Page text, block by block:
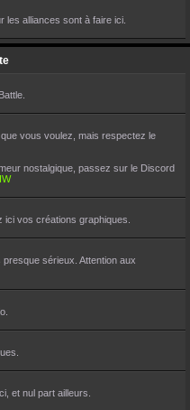
les alliances sont à faire ici.
vous voulez, mais respectez le
nostalgique, passez sur le Discord
vos créations graphiques.
sérieux. Attention aux
et nul part ailleurs.